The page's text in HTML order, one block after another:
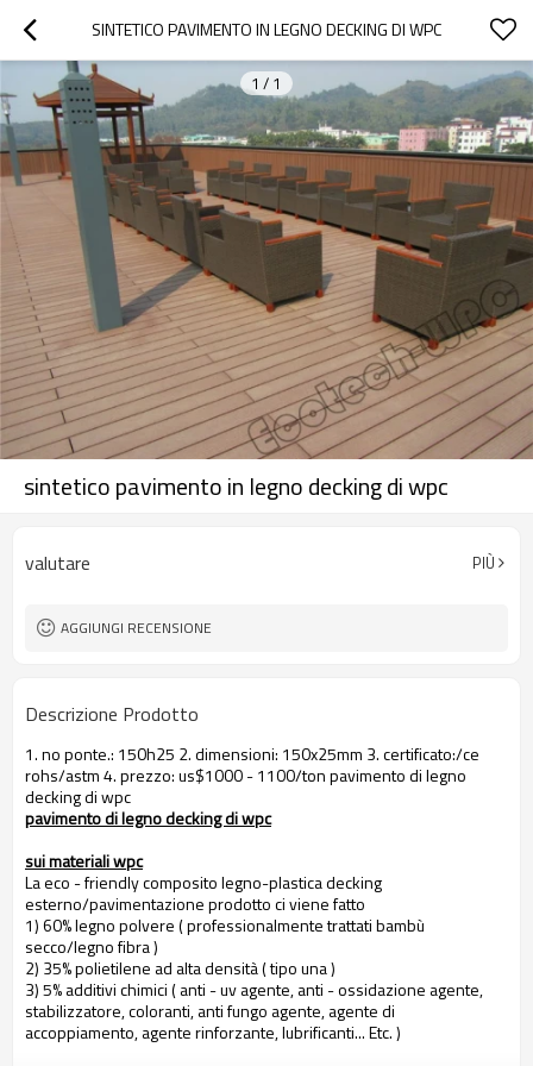
SINTETICO PAVIMENTO IN LEGNO DECKING DI WPC
1 / 1
sintetico pavimento in legno decking di wpc
valutare PIÙ
AGGIUNGI RECENSIONE
Descrizione Prodotto
1. no ponte.: 150h25 2. dimensioni: 150x25mm 3. certificato:/ce
rohs/astm 4. prezzo: us$1000 - 1100/ton pavimento di legno
decking di wpc
pavimento di legno decking di wpc
sui materiali wpc
La eco - friendly composito legno-plastica decking
esterno/pavimentazione prodotto ci viene fatto
1) 60% legno polvere ( professionalmente trattati bambù
secco/legno fibra )
2) 35% polietilene ad alta densità ( tipo una )
3) 5% additivi chimici ( anti - uv agente, anti - ossidazione agente,
stabilizzatore, coloranti, anti fungo agente, agente di
accoppiamento, agente rinforzante, lubrificanti... Etc. )